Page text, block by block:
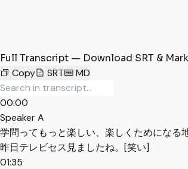
Full Transcript — Download SRT &
Copy
SRT MD
00:00
Speaker A
学問ってもっと楽しい、楽しくためになる
昨日テレビセス見ましたね。[笑い]
01:35